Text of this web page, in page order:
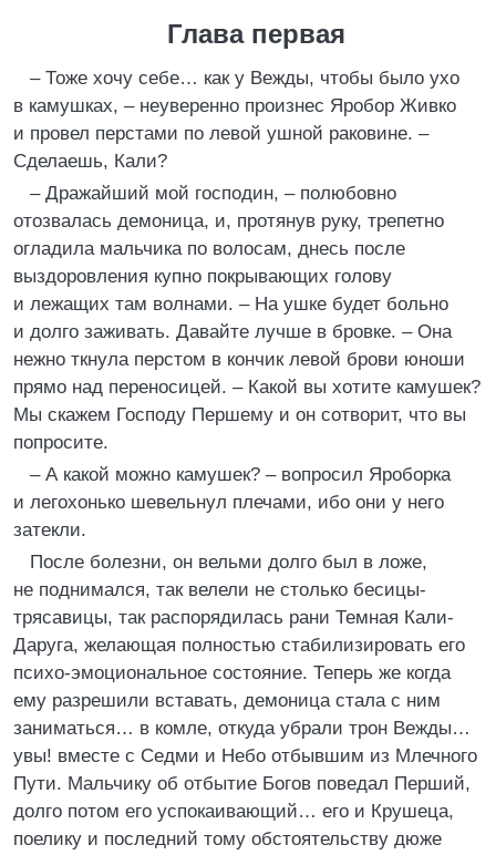
Глава первая
– Тоже хочу себе… как у Вежды, чтобы было ухо
в камушках, – неуверенно произнес Яробор Живко
и провел перстами по левой ушной раковине. –
Сделаешь, Кали?
– Дражайший мой господин, – полюбовно
отозвалась демоница, и, протянув руку, трепетно
огладила мальчика по волосам, днесь после
выздоровления купно покрывающих голову
и лежащих там волнами. – На ушке будет больно
и долго заживать. Давайте лучше в бровке. – Она
нежно ткнула перстом в кончик левой брови юноши
прямо над переносицей. – Какой вы хотите камушек?
Мы скажем Господу Першему и он сотворит, что вы
попросите.
– А какой можно камушек? – вопросил Яроборка
и легохонько шевельнул плечами, ибо они у него
затекли.
После болезни, он вельми долго был в ложе,
не поднимался, так велели не столько бесицы-
трясавицы, так распорядилась рани Темная Кали-
Даруга, желающая полностью стабилизировать его
психо-эмоциональное состояние. Теперь же когда
ему разрешили вставать, демоница стала с ним
заниматься… в комле, откуда убрали трон Вежды…
увы! вместе с Седми и Небо отбывшим из Млечного
Пути. Мальчику об отбытие Богов поведал Перший,
долго потом его успокаивающий… его и Крушеца,
поелику и последний тому обстоятельству дюже